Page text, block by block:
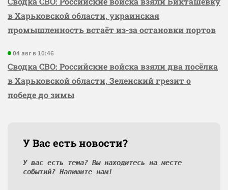
в Харьковской области, украинская
промышленность встаёт из-за остановки портов
04 авг в 10:46
Сводка СВО: Российские войска взяли два посёлка
в Харьковской области, Зеленский грезит о
победе до зимы
У Вас есть новости?
У вас есть тема? Вы находитесь на месте
событий? Напишите нам!